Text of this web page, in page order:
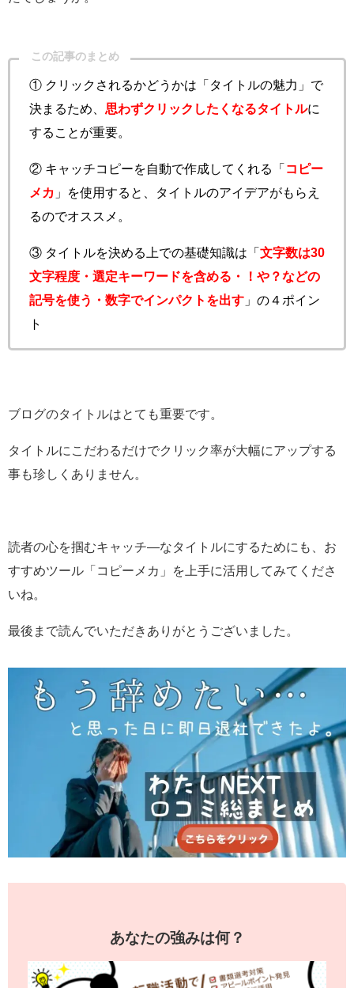
この記事のまとめ
① クリックされるかどうかは「タイトルの魅力」で
決まるため、 思わずクリックしたくなるタイトルに
することが重要。
② キャッチコピーを自動で作成してくれる「コピー
メカ 」を使用すると、タイトルのアイデアがもらえ
るのでオススメ。
③ タイトルを決める上での基礎知識は「文字数は30
文字程度・選定キーワードを含める・！や？などの
記号を使う・数字でインパクトを出す 」の４ポイン
ト
ブログのタイトルはとても重要です。
タイトルにこだわるだけでクリック率が大幅にアップする
事も珍しくありません。
読者の心を掴むキャッチ―なタイトルにするためにも、お
すすめツール「コピーメカ」を上手に活用してみてくださ
いね。
最後まで読んでいただきありがとうございました。
あなたの強みは何？